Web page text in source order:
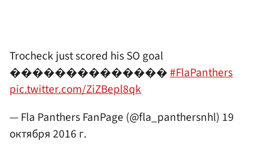
Trocheck just scored his SO goal
��������������#FlaPanthers
pic.twitter.com/ZiZBepl8qk
— Fla Panthers FanPage (@fla_panthersnhl) 19
октября 2016 г.